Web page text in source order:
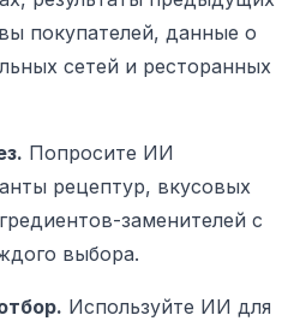
покупателей, данные о
сетей и ресторанных
Попросите ИИ
рецептур, вкусовых
заменителей с
выбора.
Используйте ИИ для